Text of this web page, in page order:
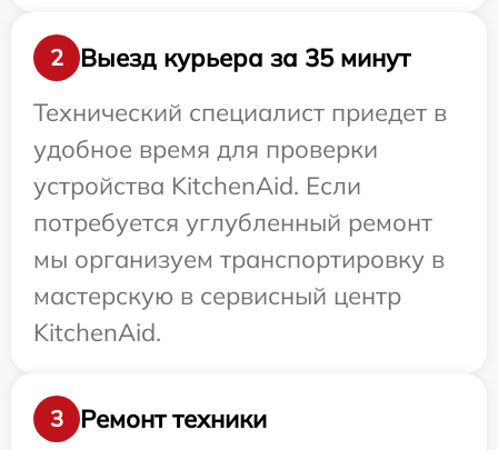
2
Выезд курьера за 35 минут
Технический специалист приедет в
удобное время для проверки
устройства KitchenAid. Если
потребуется углубленный ремонт
мы организуем транспортировку в
мастерскую в сервисный центр
KitchenAid.
3
Ремонт техники